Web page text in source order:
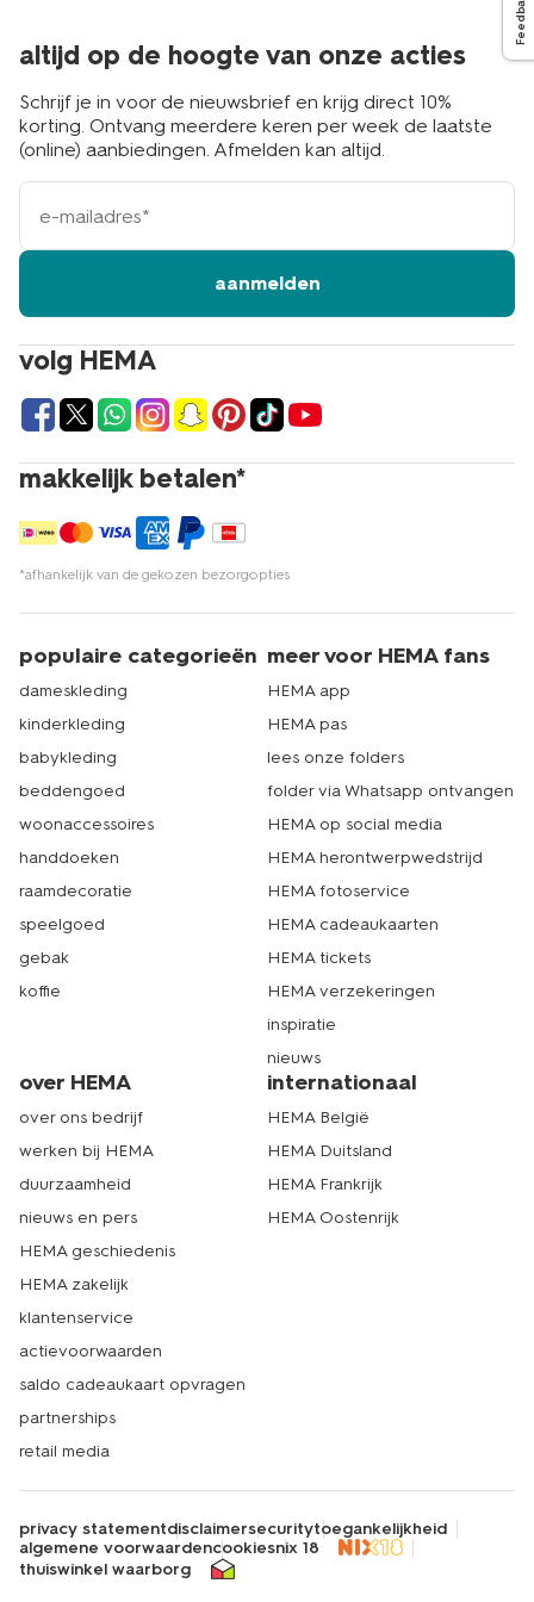
Feedback
volg HEMA
makkelijk betalen*
*afhankelijk van de gekozen bezorgopties
altijd op de hoogte van onze acties
Schrijf je in voor de nieuwsbrief en krijg direct 10%
korting. Ontvang meerdere keren per week de laatste
(online) aanbiedingen. Afmelden kan altijd.
e-
mailadres
aanmelden
populaire categorieën
dameskleding
kinderkleding
babykleding
beddengoed
woonaccessoires
handdoeken
raamdecoratie
speelgoed
gebak
koffie
meer voor HEMA fans
HEMA app
HEMA pas
lees onze folders
folder via Whatsapp ontvangen
HEMA op social media
HEMA herontwerpwedstrijd
HEMA fotoservice
HEMA cadeaukaarten
HEMA tickets
HEMA verzekeringen
inspiratie
nieuws
over HEMA
over ons bedrijf
werken bij HEMA
duurzaamheid
nieuws en pers
HEMA geschiedenis
HEMA zakelijk
klantenservice
actievoorwaarden
saldo cadeaukaart opvragen
partnerships
retail media
internationaal
HEMA België
HEMA Duitsland
HEMA Frankrijk
HEMA Oostenrijk
privacy statementdisclaimersecuritytoegankelijkheid
algemene voorwaardencookiesnix 18
thuiswinkel waarborg